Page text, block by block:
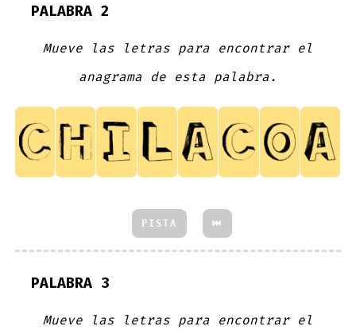
PALABRA 2
Mueve las letras para encontrar el
anagrama de esta palabra.
PISTA ⏮
PALABRA 3
Mueve las letras para encontrar el